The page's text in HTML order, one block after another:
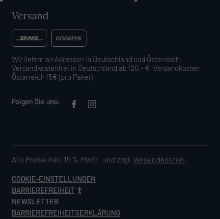
Versand
Wir liefern an Adressen in Deutschland und Österreich.
Versandkostenfrei in Deutschland ab 120,- €. Versandkosten
Österreich 15€ (pro Paket)
Folgen Sie uns:
Alle Preise inkl. 19 % MwSt. und zzgl. Versandkosten.
COOKIE-EINSTELLUNGEN
BARRIEREFREIHEIT
NEWSLETTER
BARRIEREFREIHEITSERKLÄRUNG